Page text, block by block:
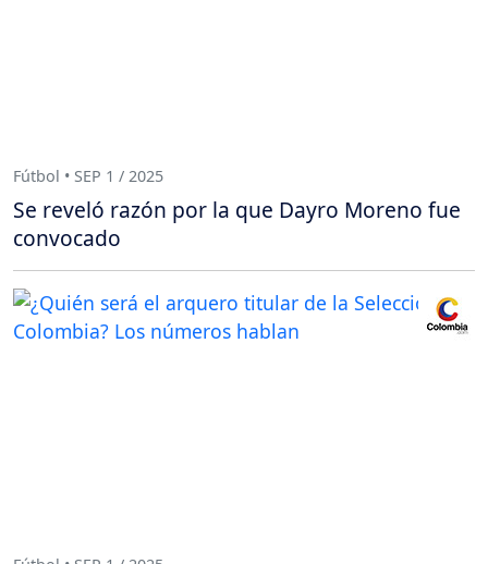
Fútbol • SEP 1 / 2025
Se reveló razón por la que Dayro Moreno fue
convocado